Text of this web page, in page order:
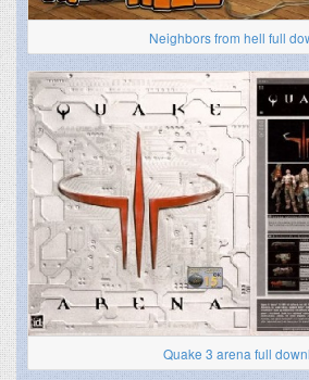
Neighbors from hell full
Quake 3 arena full